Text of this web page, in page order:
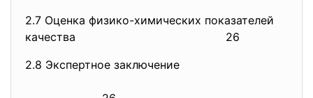
2.7 Оценка физико-химических показателей
качества
26
2.8 Экспертное заключение